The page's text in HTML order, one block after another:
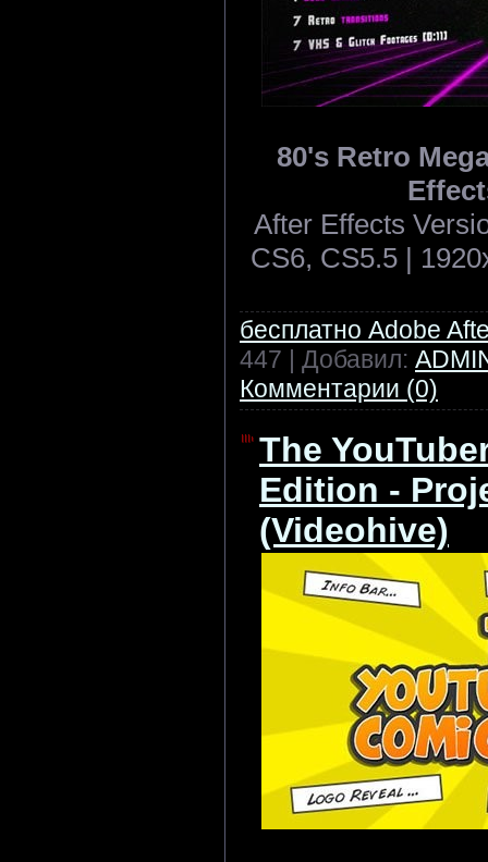
80's Retro
After Effects
CS6, CS5.5 |
бесплатно Adobe
447 | Добавил:
Комментарии (0)
The
Edition -
(Videohive)